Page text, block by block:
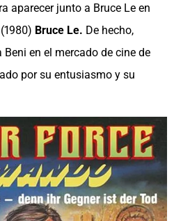
aparecer junto a Bruce Le en
(1980) Bruce Le. De hecho,
en el mercado de cine de
por su entusiasmo y su